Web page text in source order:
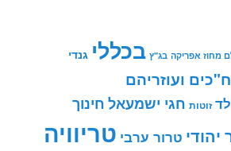
מחוז אפריקה בג"ץ בכללי גנדי
ועוזריהם
זוטות חגי ישמעאל חינוך
יהודי טרור ערבי טריוויה